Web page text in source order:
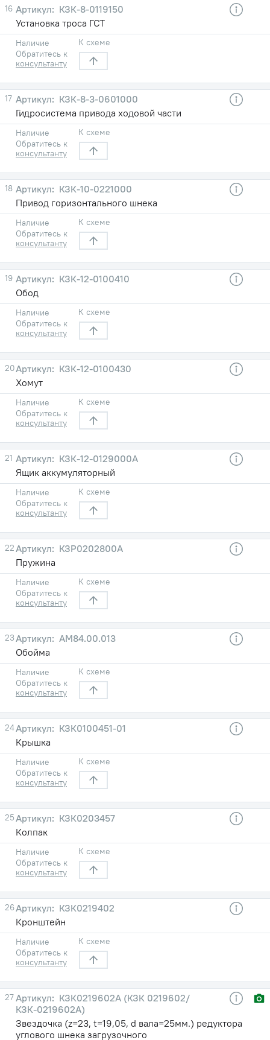
16
КЗК-8-0119150
Установка троса ГСТ
Наличие
Обратитесь к
консультанту
К схеме
17
КЗК-8-3-0601000
Гидросистема привода ходовой части
Наличие
Обратитесь к
консультанту
К схеме
18
КЗК-10-0221000
Привод горизонтального шнека
Наличие
Обратитесь к
консультанту
К схеме
19
КЗК-12-0100410
Обод
Наличие
Обратитесь к
консультанту
К схеме
20
КЗК-12-0100430
Хомут
Наличие
Обратитесь к
консультанту
К схеме
21
КЗК-12-0129000А
Ящик аккумуляторный
Наличие
Обратитесь к
консультанту
К схеме
22
КЗР0202800А
Пружина
Наличие
Обратитесь к
консультанту
К схеме
23
АМ84.00.013
Обойма
Наличие
Обратитесь к
консультанту
К схеме
24
КЗК0100451-01
Крышка
Наличие
Обратитесь к
консультанту
К схеме
25
КЗК0203457
Колпак
Наличие
Обратитесь к
консультанту
К схеме
26
КЗК0219402
Кронштейн
Наличие
Обратитесь к
консультанту
К схеме
27
КЗК0219602А (КЗК 0219602/
КЗК-0219602А)
Звездочка (z=23, t=19,05, d вала=25мм.) редуктора
углового шнека загрузочного